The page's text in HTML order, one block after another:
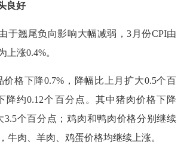
良好
于翘尾负向影响大幅减弱，3月份CPI由
上涨0.4%。
价格下降0.7%，降幅比上月扩大0.5个百
降约0.12个百分点。其中猪肉价格下降
3.5个百分点；鸡肉和鸭肉价格分别继续
牛肉、羊肉、鸡蛋价格均继续上涨。